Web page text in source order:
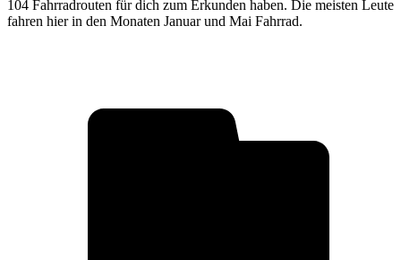
104 Fahrradrouten für dich zum Erkunden haben. Die meisten Leute
fahren hier in den Monaten Januar und Mai Fahrrad.